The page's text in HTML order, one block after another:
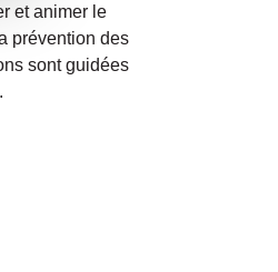
et animer le
prévention des
sont guidées